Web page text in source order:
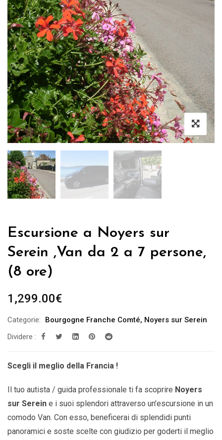
Escursione a Noyers sur
Serein ,Van da 2 a 7 persone,
(8 ore)
1,299.00€
Categorie: Bourgogne Franche Comté, Noyers sur Serein
Dividere :
Scegli il meglio della Francia !
Il tuo autista / guida professionale ti fa scoprire Noyers
sur Serein e i suoi splendori attraverso un’escursione in un
comodo Van. Con esso, beneficerai di splendidi punti
panoramici e soste scelte con giudizio per goderti il ​​meglio